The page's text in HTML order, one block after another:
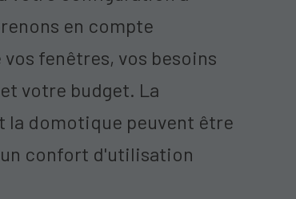
en compte
fenêtres, vos besoins
votre budget. La
la domotique peuvent être
confort d'utilisation